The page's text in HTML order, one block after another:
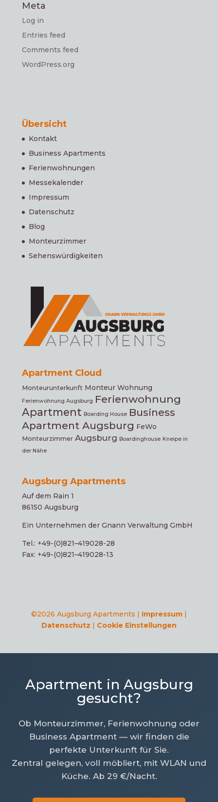
Meta
Log in
Entries feed
Comments feed
WordPress.org
Übersicht
Kontakt
Business Apartments
Ferienwohnungen
Messekalender
Impressum
Datenschutz
Blog
Monteurzimmer
Sehenswürdigkeiten
Apartment Cloud
Monteurunterkunft Monteur Wohnung
Ferienwohnung Augsburg Ferienwohnung
Apartment Boarding House Business
Apartment Augsburg FeWo
Monteurzimmer Augsburg Boardinghouse Kneipe in
der Nähe
Augsburg Apartments
Auf dem Rain 1
86150 Augsburg
Ein Unter­neh­men der Gnann Verwaltung GmbH
Tel.: +49-(0)821–419028-28
Fax: +49-(0)821–419028-13
©2026 Augsburg Apartments | Impressum|
Datenschutz | Cookie Einstellungen
Apartment in Augsburg
gesucht?
Ob Monteurzimmer, Ferienwohnung oder
Business Apartment — wir finden die
perfekte Unterkunft für Sie.
Zentral gelegen, voll möbliert, mit WLAN und
Küche. Ab 29 €/Nacht.